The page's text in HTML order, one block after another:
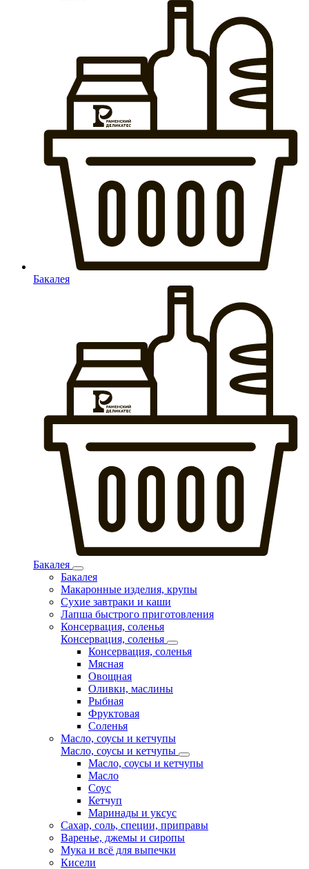
Бакалея
Бакалея
Бакалея
Макаронные изделия, крупы
Сухие завтраки и каши
Лапша быстрого приготовления
Консервация, соленья
Консервация, соленья
Консервация, соленья
Мясная
Овощная
Оливки, маслины
Рыбная
Фруктовая
Соленья
Масло, соусы и кетчупы
Масло, соусы и кетчупы
Масло, соусы и кетчупы
Масло
Соус
Кетчуп
Маринады и уксус
Сахар, соль, специи, приправы
Варенье, джемы и сиропы
Мука и всё для выпечки
Кисели